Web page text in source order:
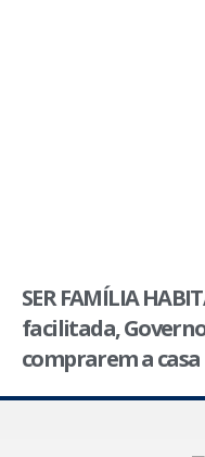
SER FAMÍLIA
facilitada,
comprarem a